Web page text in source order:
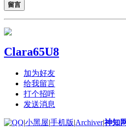
留言
Clara65U8
加为好友
给我留言
打个招呼
发送消息
|小黑屋|手机版|Archiver|神知